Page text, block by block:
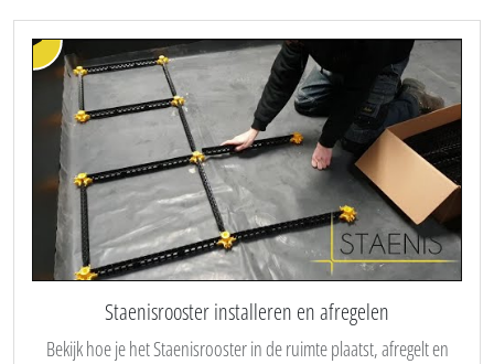
Staenisrooster installeren en afregelen
Bekijk hoe je het Staenisrooster in de ruimte plaatst, afregelt en